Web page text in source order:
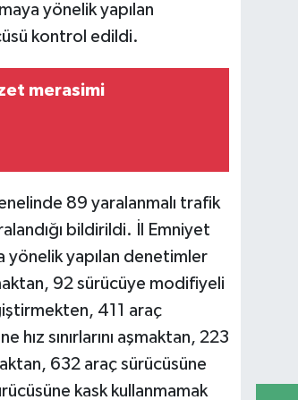
yönelik yapılan
kontrol edildi.
merasimi
89 yaralanmalı trafik
bildirildi. İl Emniyet
yönelik yapılan denetimler
92 sürücüye modifiyeli
411 araç
hız sınırlarını aşmaktan, 223
632 araç sürücüsüne
kask kullanmamak